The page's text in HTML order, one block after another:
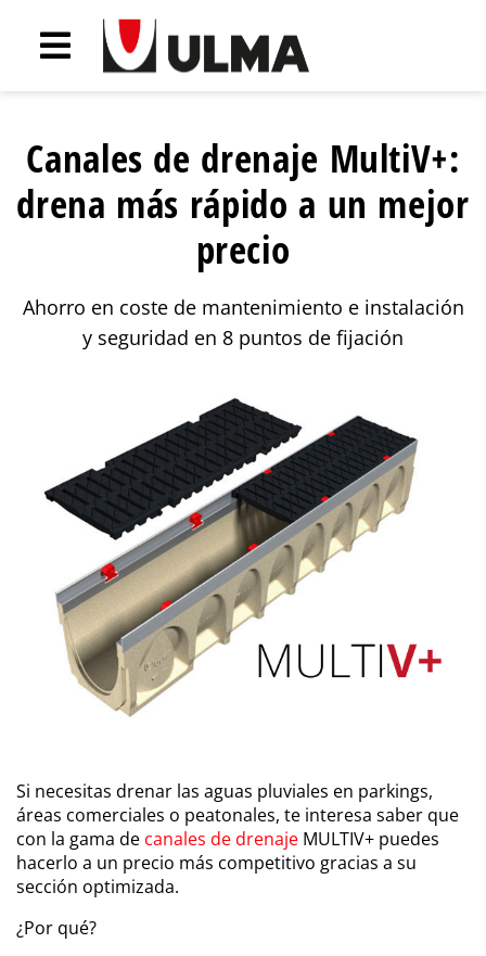
Canales de drenaje MultiV+:
drena más rápido a un mejor
precio
Ahorro en coste de mantenimiento e instalación
y seguridad en 8 puntos de fijación
Si necesitas drenar las aguas pluviales en parkings,
áreas comerciales o peatonales, te interesa saber que
con la gama de canales de drenaje MULTIV+ puedes
hacerlo a un precio más competitivo gracias a su
sección optimizada.
¿Por qué?